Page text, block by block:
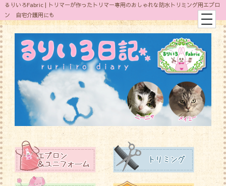
るりいろFabric | トリマーが作ったトリマー専用のおしゃれな防水トリミング用エプロ
ン 自宅介護用にも